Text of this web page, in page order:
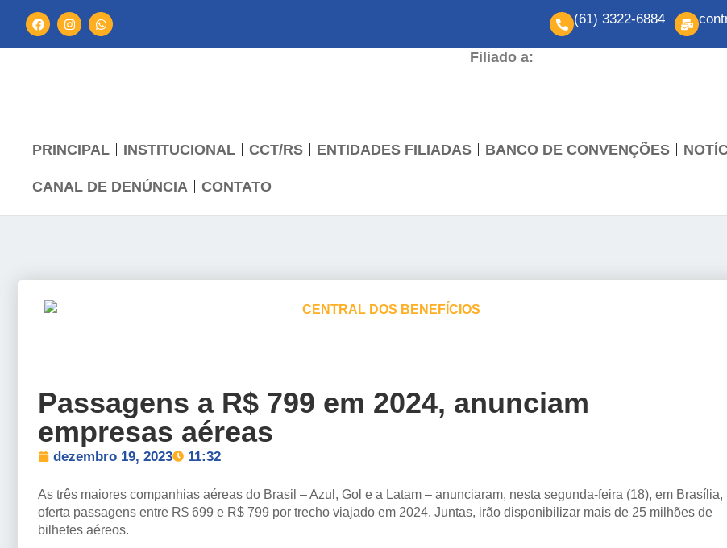
(61) 3322-6884
Filiado a:
PRINCIPAL INSTITUCIONAL CCT/RS ENTIDADES FILIADAS BANCO DE CONVENÇÕES
CANAL DE DENÚNCIA CONTATO
Passagens a R$ 799 em 2024, anunciam
empresas aéreas
dezembro 19, 2023 11:32
As três maiores companhias aéreas do Brasil – Azul, Gol e a Latam – anunciaram, nesta segunda-feira (18), em Brasília,
oferta passagens entre R$ 699 e R$ 799 por trecho viajado em 2024. Juntas, irão disponibilizar mais de 25 milhões de
bilhetes aéreos.